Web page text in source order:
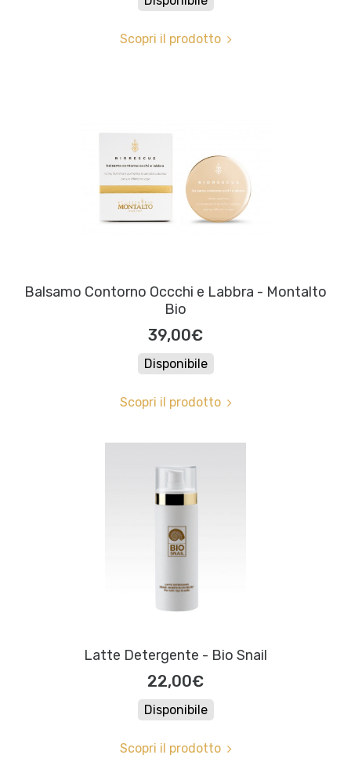
Scopri il prodotto
Balsamo Contorno Occchi e Labbra - Montalto
Bio
39,00€
Disponibile
Scopri il prodotto
Latte Detergente - Bio Snail
22,00€
Disponibile
Scopri il prodotto